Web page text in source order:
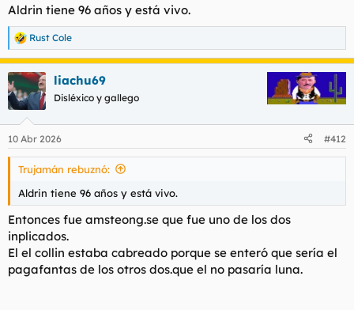
Aldrin tiene 96 años y está vivo.
R
e
a
c
c
e
s
Rust Cole
liachu69
Disléxico y gallego
10 Abr 2026 #412
Trujamán rebuznó:
Aldrin tiene 96 años y está vivo.
Entonces fue amsteong.se que fue uno de los dos
inplicados.
El el collin estaba cabreado porque se enteró que sería el
pagafantas de los otros dos.que el no pasaría luna.